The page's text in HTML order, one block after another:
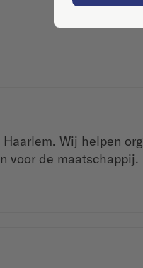
Wij helpen
voor de maatschappij.